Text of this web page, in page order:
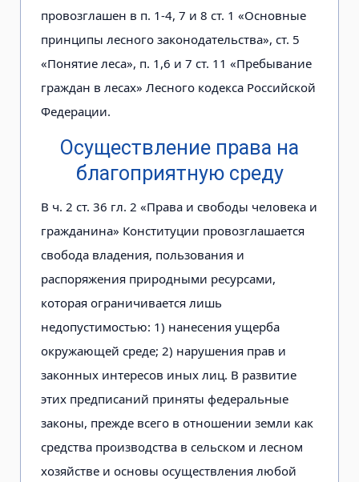
провозглашен в п. 1-4, 7 и 8 ст. 1 «Основные
принципы лесного законодательства», ст. 5
«Понятие леса», п. 1,6 и 7 ст. 11 «Пребывание
граждан в лесах» Лесного кодекса Российской
Федерации.
Осуществление права на
благоприятную среду
В ч. 2 ст. 36 гл. 2 «Права и свободы человека и
гражданина» Конституции провозглашается
свобода владения, пользования и
распоряжения природными ресурсами,
которая ограничивается лишь
недопустимостью: 1) нанесения ущерба
окружающей среде; 2) нарушения прав и
законных интересов иных лиц. В развитие
этих предписаний приняты федеральные
законы, прежде всего в отношении земли как
средства производства в сельском и лесном
хозяйстве и основы осуществления любой